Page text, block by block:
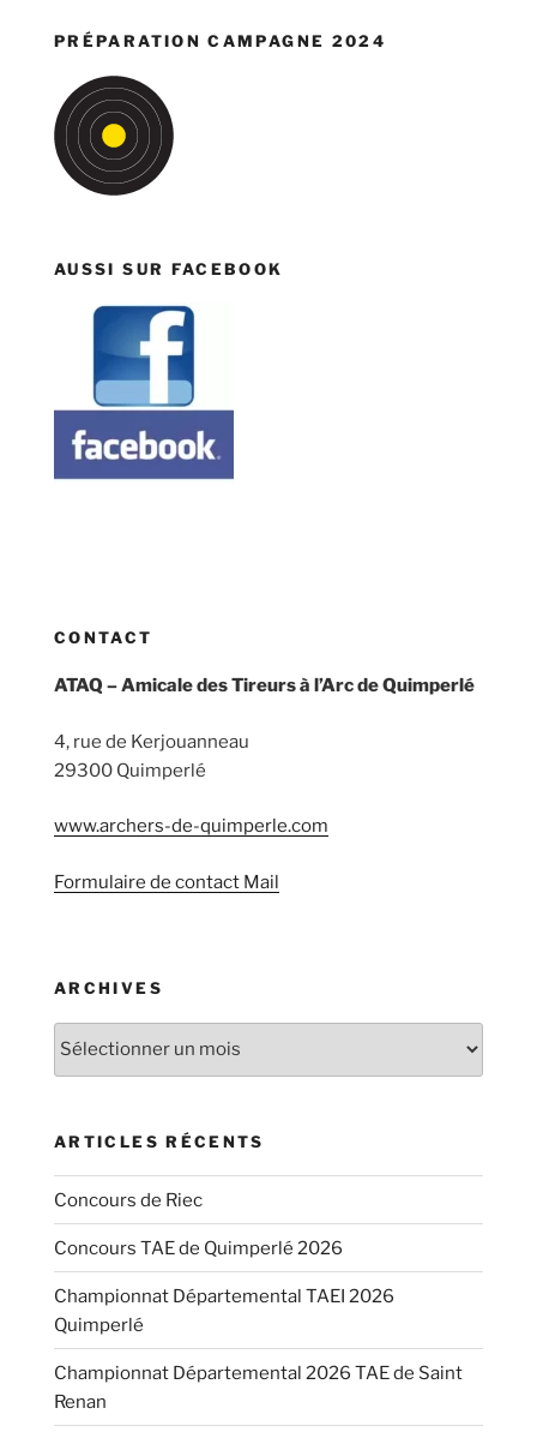
PRÉPARATION CAMPAGNE 2024
AUSSI SUR FACEBOOK
CONTACT
ATAQ – Amicale des Tireurs à l’Arc de Quimperlé
4, rue de Kerjouanneau
29300 Quimperlé
www.archers-de-quimperle.com
Formulaire de contact Mail
ARCHIVES
Archives
ARTICLES RÉCENTS
Concours de Riec
Concours TAE de Quimperlé 2026
Championnat Départemental TAEI 2026
Quimperlé
Championnat Départemental 2026 TAE de Saint
Renan